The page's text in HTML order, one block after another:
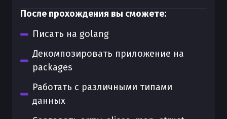
После прохождения вы сможете:
Писать на golang
Декомпозировать приложение на
packages
Работать с различными типами
данных